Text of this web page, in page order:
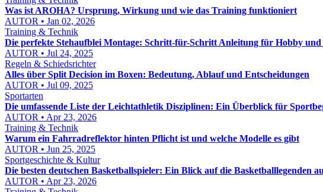
Was ist AROHA? Ursprung, Wirkung und wie das Training funktioniert
AUTOR • Jan 02, 2026
Training & Technik
Die perfekte Stehaufblei Montage: Schritt-für-Schritt Anleitung für Hobby und
AUTOR • Jul 24, 2025
Regeln & Schiedsrichter
Alles über Split Decision im Boxen: Bedeutung, Ablauf und Entscheidungen
AUTOR • Jul 09, 2025
Sportarten
Die umfassende Liste der Leichtathletik Disziplinen: Ein Überblick für
AUTOR • Apr 23, 2026
Training & Technik
Warum ein Fahrradreflektor hinten Pflicht ist und welche Modelle es gibt
AUTOR • Jun 25, 2025
Sportgeschichte & Kultur
Die besten deutschen Basketballspieler: Ein Blick auf die Basketballlegenden
AUTOR • Apr 23, 2026